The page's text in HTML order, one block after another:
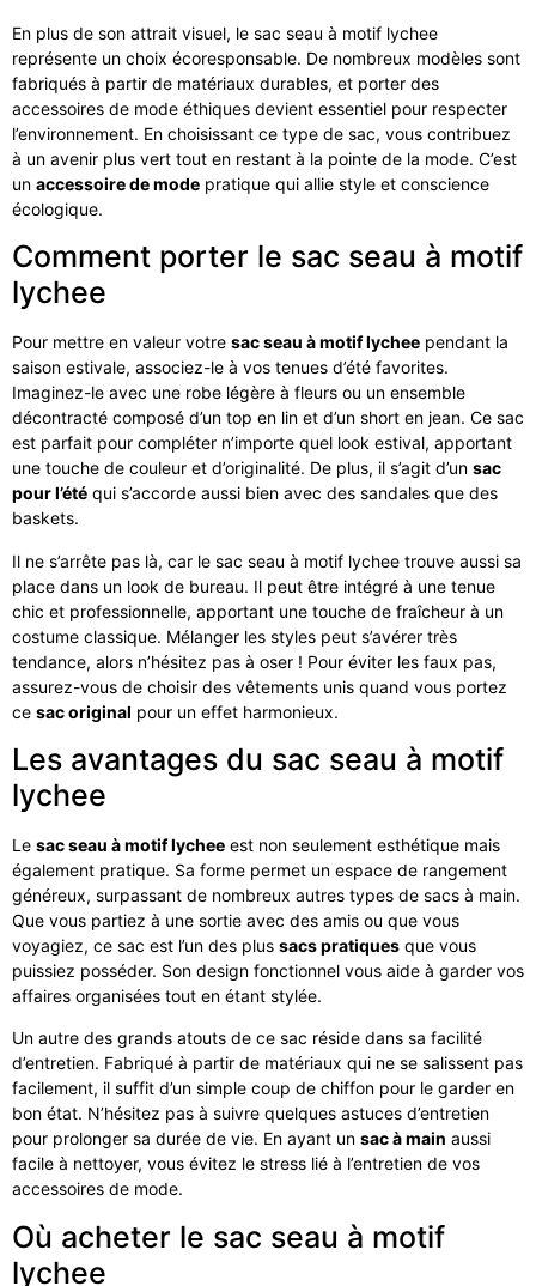
En plus de son attrait visuel, le sac seau à motif lychee
représente un choix écoresponsable. De nombreux modèles sont
fabriqués à partir de matériaux durables, et porter des
accessoires de mode éthiques devient essentiel pour respecter
l’environnement. En choisissant ce type de sac, vous contribuez
à un avenir plus vert tout en restant à la pointe de la mode. C’est
un accessoire de mode pratique qui allie style et conscience
écologique.
Comment porter le sac seau à motif
lychee
Pour mettre en valeur votre sac seau à motif lychee pendant la
saison estivale, associez-le à vos tenues d’été favorites.
Imaginez-le avec une robe légère à fleurs ou un ensemble
décontracté composé d’un top en lin et d’un short en jean. Ce sac
est parfait pour compléter n’importe quel look estival, apportant
une touche de couleur et d’originalité. De plus, il s’agit d’un sac
pour l’été qui s’accorde aussi bien avec des sandales que des
baskets.
Il ne s’arrête pas là, car le sac seau à motif lychee trouve aussi sa
place dans un look de bureau. Il peut être intégré à une tenue
chic et professionnelle, apportant une touche de fraîcheur à un
costume classique. Mélanger les styles peut s’avérer très
tendance, alors n’hésitez pas à oser ! Pour éviter les faux pas,
assurez-vous de choisir des vêtements unis quand vous portez
ce sac original pour un effet harmonieux.
Les avantages du sac seau à motif
lychee
Le sac seau à motif lychee est non seulement esthétique mais
également pratique. Sa forme permet un espace de rangement
généreux, surpassant de nombreux autres types de sacs à main.
Que vous partiez à une sortie avec des amis ou que vous
voyagiez, ce sac est l’un des plus sacs pratiques que vous
puissiez posséder. Son design fonctionnel vous aide à garder vos
affaires organisées tout en étant stylée.
Un autre des grands atouts de ce sac réside dans sa facilité
d’entretien. Fabriqué à partir de matériaux qui ne se salissent pas
facilement, il suffit d’un simple coup de chiffon pour le garder en
bon état. N’hésitez pas à suivre quelques astuces d’entretien
pour prolonger sa durée de vie. En ayant un sac à main aussi
facile à nettoyer, vous évitez le stress lié à l’entretien de vos
accessoires de mode.
Où acheter le sac seau à motif
lychee